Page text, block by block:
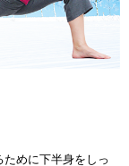
めに下半身をしっ